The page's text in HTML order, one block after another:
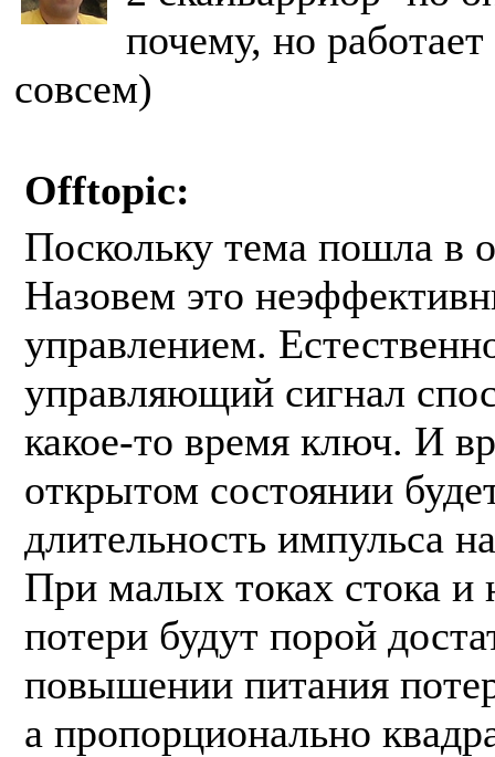
почему, но
совсем)
Offtopic:
Поскольку тема пошла в
Назовем это
управлением.
управляющий сигнал
какое-то время ключ. И
открытом состоянии
длительность импульса
При малых токах стока и
потери будут порой
повышении питания
а пропорционально